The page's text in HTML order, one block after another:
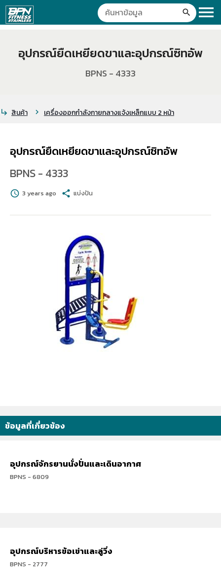
menu
search
อุปกรณ์ยืดเหยียดขาและอุปกรณ์ซิทอัพ
BPNS - 4333
subdirectory_arrow_right สินค้า chevron_right เครื่องออกกำลังกายกลางแจ้งเหล็กแบบ 2 หน้า
อุปกรณ์ยืดเหยียดขาและอุปกรณ์ซิทอัพ
BPNS - 4333
schedule 3 years ago share แบ่งปัน
ข้อมูลที่เกี่ยวข้อง
อุปกรณ์จักรยานนั่งปั่นและเดินอากาศ
BPNS - 6809
อุปกรณ์บริหารข้อเข่าและลู่วิ่ง
BPNS - 2777